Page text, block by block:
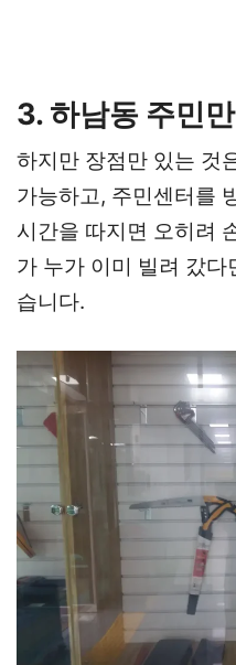
3. 하남동 주민
하지만 장점만 있는 것
가능하고, 주민센터를
시간을 따지면 오히려
가 누가 이미 빌려 갔다
습니다.